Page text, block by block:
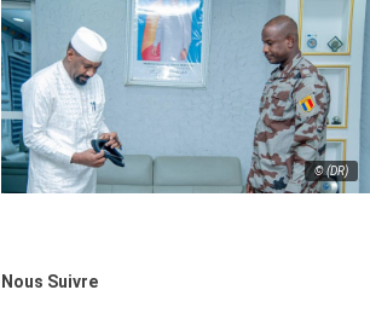
© (DR)
Nous Suivre